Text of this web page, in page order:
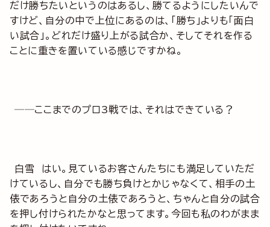
だけ勝ちたいというのはあるし、勝てるようにしたいんで
すけど、自分の中で上位にあるのは、「勝ち」よりも「面白
い試合」。どれだけ盛り上がる試合か、そしてそれを作る
ことに重きを置いている感じですかね。
──ここまでのプロ3戦では、それはできている？
白雪 はい。見ているお客さんたちにも満足していただ
けているし、自分でも勝ち負けとかじゃなくて、相手の土
俵であろうと自分の土俵であろうと、ちゃんと自分の試合
を押し付けられたかなと思ってます。今回も私のわがまま